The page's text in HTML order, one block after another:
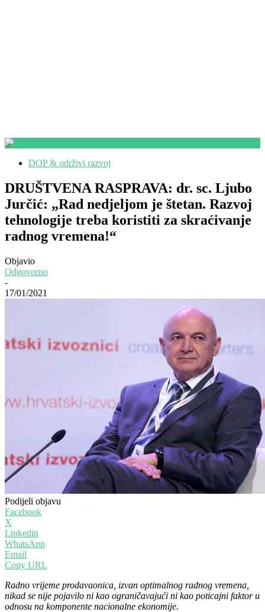
DOP & održivi razvoj
DRUŠTVENA RASPRAVA: dr. sc. Ljubo
Jurčić: „Rad nedjeljom je štetan. Razvoj
tehnologije treba koristiti za skraćivanje
radnog vremena!“
Objavio
Odgovorno
-
17/01/2021
Podijeli objavu
Facebook
X
Linkedin
WhatsApp
Email
Copy URL
Radno vrijeme prodavaonica, izvan optimalnog radnog vremena,
nikad se nije pojavilo ni kao ograničavajući ni kao poticajni faktor u
odnosu na komponente nacionalne ekonomije.